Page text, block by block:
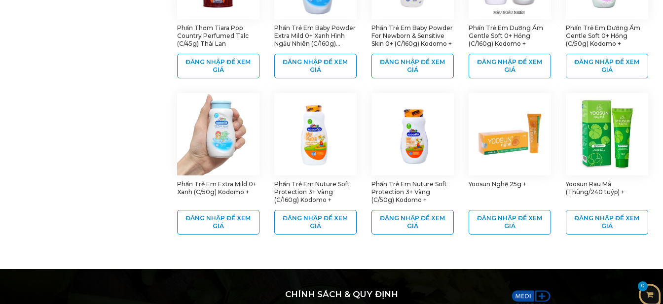
Phấn Thơm Tiara Pop
Country Perfumed Talc
(C/45g) Thái Lan
ĐĂNG NHẬP ĐỂ XEM
GIÁ
Phấn Trẻ Em Baby Powder
Extra Mild 0+ Xanh Hình
Ngẫu Nhiên (C/160g)
ĐĂNG NHẬP ĐỂ XEM
GIÁ
Phấn Trẻ Em Baby Powder
For Newborn & Sensitive
Skin 0+ (C/160g) Kodomo +
ĐĂNG NHẬP ĐỂ XEM
GIÁ
Phấn Trẻ Em Dưỡng Ẩm
Gentle Soft 0+ Hồng
(C/160g) Kodomo +
ĐĂNG NHẬP ĐỂ XEM
GIÁ
Phấn Trẻ Em Dưỡng Ẩm
Gentle Soft 0+ Hồng
(C/50g) Kodomo +
ĐĂNG NHẬP ĐỂ XEM
GIÁ
Phấn Trẻ Em Extra Mild 0+
Xanh (C/50g) Kodomo +
ĐĂNG NHẬP ĐỂ XEM
GIÁ
Phấn Trẻ Em Nuture Soft
Protection 3+ Vàng
(C/160g) Kodomo +
ĐĂNG NHẬP ĐỂ XEM
GIÁ
Phấn Trẻ Em Nuture Soft
Protection 3+ Vàng
(C/50g) Kodomo +
ĐĂNG NHẬP ĐỂ XEM
GIÁ
Yoosun Nghệ 25g +
ĐĂNG NHẬP ĐỂ XEM
GIÁ
Yoosun Rau Má
(Thùng/240 tuýp) +
ĐĂNG NHẬP ĐỂ XEM
GIÁ
CHÍNH SÁCH & QUY ĐỊNH
0